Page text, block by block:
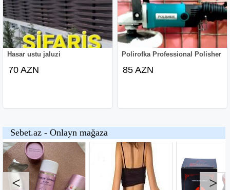
Hasar ustu jaluzi
70 AZN
Polirofka Professional Polisher
85 AZN